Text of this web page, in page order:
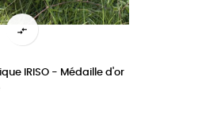

IRISO - Médaille d'or